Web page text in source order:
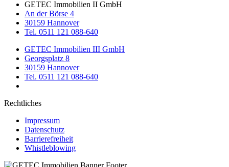
GETEC Immobilien II GmbH
An der Börse 4
30159 Hannover
Tel. 0511 121 088-640
GETEC Immobilien III GmbH
Georgsplatz 8
30159 Hannover
Tel. 0511 121 088-640
Rechtliches
Impressum
Datenschutz
Barrierefreiheit
Whistleblowing